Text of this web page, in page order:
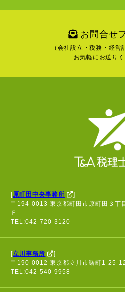
お問合せ
（会社設立・税務・経営
お気軽にお送りく
[原町田中央事務所
]
〒194-0013 東京都町田市原町田３丁
Ｆ
TEL:042-720-3120
[立川事務所
]
〒190-0012 東京都立川市曙町1-25-
TEL:042-540-9958